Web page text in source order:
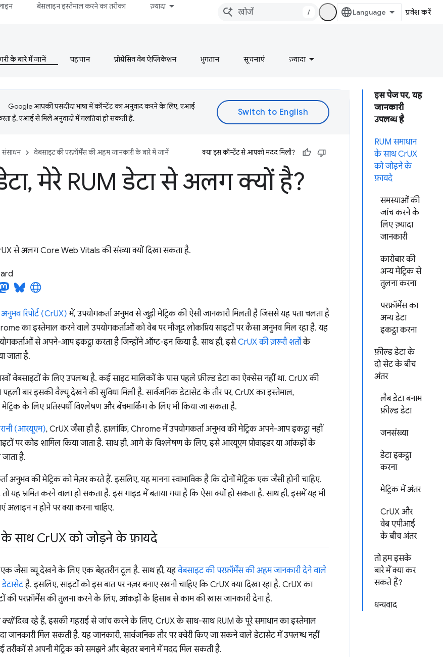
बेसलाइन इस्तेमाल करने का तरीका ज़्यादा
/ प्रवेश करें
के बारे में जानें पहचान प्रोग्रेसिव वेब ऐप्लिकेशन भुगतान सूचनाएं ज़्यादा
इस पेज पर, यह
जानकारी
उपलब्ध है
RUM समाधान
के साथ CrUX
को जोड़ने के
फ़ायदे
समस्याओं की
जांच करने के
लिए ज़्यादा
जानकारी
कारोबार की
अन्य मेट्रिक से
तुलना करना
परफ़ॉर्मेंस का
अन्य डेटा
इकट्ठा करना
फ़ील्ड डेटा के
दो सेट के बीच
अंतर
लैब डेटा बनाम
फ़ील्ड डेटा
जनसंख्या
डेटा इकट्ठा
करना
मेट्रिक में अंतर
CrUX और
वेब एपीआई
के बीच अंतर
तो हम इसके
बारे में क्या कर
सकते हैं?
धन्यवाद
Google आपकी पसंदीदा भाषा में कॉन्टेंट का अनुवाद करने के लिए, एआई
है. एआई से मिले अनुवादों में गलतियां हो सकती हैं.
संसाधन वेबसाइट की परफ़ॉर्मेंस की अहम जानकारी के बारे में जानें क्या इस कॉन्टेंट से आपको मदद मिली?
,मेरे RUM डेटा से अलग क्यों है?
से अलग Core Web Vitals की संख्या क्यों दिखा सकता है.
रिपोर्ट (CrUX) में, उपयोगकर्ता अनुभव से जुड़ी मेट्रिक की ऐसी जानकारी मिलती है जिससे यह पता चलता है
का इस्तेमाल करने वाले उपयोगकर्ताओं को वेब पर मौजूद लोकप्रिय साइटों पर कैसा अनुभव मिल रहा है. यह
से अपने-आप इकट्ठा करता है जिन्होंने ऑप्ट-इन किया है. साथ ही, इसेCrUX की ज़रूरी शर्तोंके
जाता है.
वेबसाइटों के लिए उपलब्ध है. कई साइट मालिकों के पास पहले फ़ील्ड डेटा का ऐक्सेस नहीं था. CrUX की
बार इसकी वैल्यू देखने की सुविधा मिली है. सार्वजनिक डेटासेट के तौर पर, CrUX का इस्तेमाल,
के लिए प्रतिस्पर्धी विश्लेषण और बेंचमार्किंग के लिए भी किया जा सकता है.
(आरयूएम), CrUX जैसा ही है. हालांकि, Chrome में उपयोगकर्ता अनुभव की मेट्रिक अपने-आप इकट्ठा नहीं
पर कोड शामिल किया जाता है. साथ ही, आगे के विश्लेषण के लिए, इसे आरयूएम प्रोवाइडर या आंकड़ों के
है.
अनुभव की मेट्रिक को मेज़र करते हैं. इसलिए, यह मानना स्वाभाविक है कि दोनों मेट्रिक एक जैसी होनी चाहिए.
यह भ्रमित करने वाला हो सकता है. इस गाइड में बताया गया है कि ऐसा क्यों हो सकता है. साथ ही, इसमें यह भी
अलाइन न होने पर क्या करना चाहिए.
के साथ CrUX को जोड़ने के फ़ायदे
एक जैसा व्यू देखने के लिए एक बेहतरीन टूल है. साथ ही, यहवेबसाइट की परफ़ॉर्मेंस की अहम जानकारी देने वाले
डेटासेटहै. इसलिए, साइटों को इस बात पर नज़र बनाए रखनी चाहिए कि CrUX क्या दिखा रहा है. CrUX का
की परफ़ॉर्मेंस की तुलना करने के लिए, आंकड़ों के हिसाब से काम की खास जानकारी देना है.
दिख रहे हैं, इसकी गहराई से जांच करने के लिए, CrUX के साथ-साथ RUM के पूरे समाधान का इस्तेमाल
मिल सकती है. यह जानकारी, सार्वजनिक तौर पर क्वेरी किए जा सकने वाले डेटासेट में उपलब्ध नहीं
से अपनी मेट्रिक को समझने और बेहतर बनाने में मदद मिल सकती है.